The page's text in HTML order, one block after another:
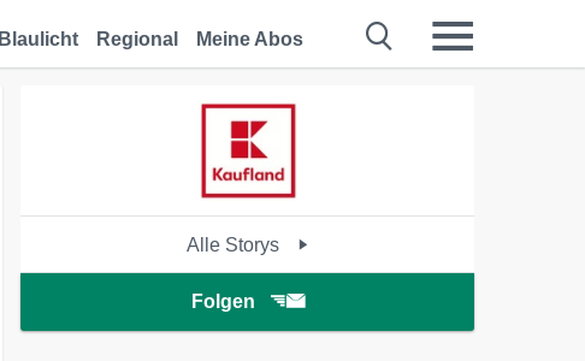
Blaulicht Regional Meine Abos
Alle Storys
Folgen